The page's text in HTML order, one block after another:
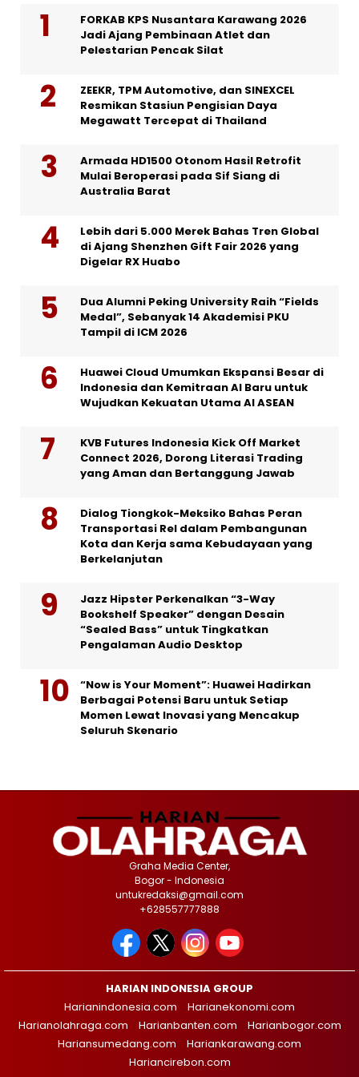
FORKAB KPS Nusantara Karawang 2026
Jadi Ajang Pembinaan Atlet dan
Pelestarian Pencak Silat
ZEEKR, TPM Automotive, dan SINEXCEL
Resmikan Stasiun Pengisian Daya
Megawatt Tercepat di Thailand
Armada HD1500 Otonom Hasil Retrofit
Mulai Beroperasi pada Sif Siang di
Australia Barat
Lebih dari 5.000 Merek Bahas Tren Global
di Ajang Shenzhen Gift Fair 2026 yang
Digelar RX Huabo
Dua Alumni Peking University Raih “Fields
Medal”, Sebanyak 14 Akademisi PKU
Tampil di ICM 2026
Huawei Cloud Umumkan Ekspansi Besar di
Indonesia dan Kemitraan AI Baru untuk
Wujudkan Kekuatan Utama AI ASEAN
KVB Futures Indonesia Kick Off Market
Connect 2026, Dorong Literasi Trading
yang Aman dan Bertanggung Jawab
Dialog Tiongkok-Meksiko Bahas Peran
Transportasi Rel dalam Pembangunan
Kota dan Kerja sama Kebudayaan yang
Berkelanjutan
Jazz Hipster Perkenalkan “3-Way
Bookshelf Speaker” dengan Desain
“Sealed Bass” untuk Tingkatkan
Pengalaman Audio Desktop
“Now is Your Moment”: Huawei Hadirkan
Berbagai Potensi Baru untuk Setiap
Momen Lewat Inovasi yang Mencakup
Seluruh Skenario
Graha Media Center,
Bogor - Indonesia
untukredaksi@gmail.com
+628557777888
HARIAN INDONESIA GROUP
Harianindonesia.com
Harianekonomi.com
Harianolahraga.com
Harianbanten.com
Harianbogor.com
Hariansumedang.com
Hariankarawang.com
Hariancirebon.com